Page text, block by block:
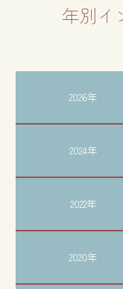
年別イ
2026年
2024年
2022年
2020年